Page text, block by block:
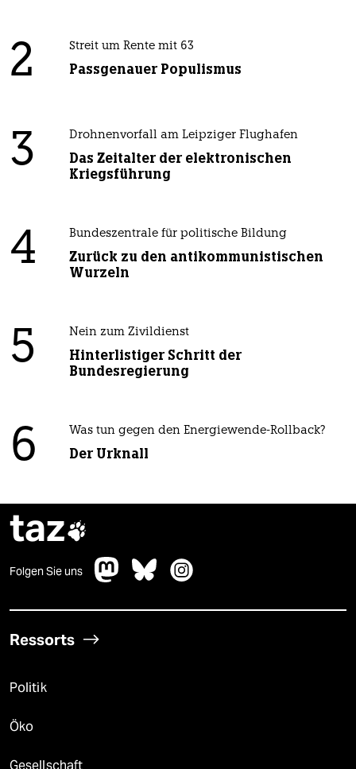
2 Streit um Rente mit 63
Passgenauer Populismus
3 Drohnenvorfall am Leipziger Flughafen
Das Zeitalter der elektronischen
Kriegsführung
4 Bundeszentrale für politische Bildung
Zurück zu den antikommunistischen
Wurzeln
5 Nein zum Zivildienst
Hinterlistiger Schritt der
Bundesregierung
6 Was tun gegen den Energiewende-Rollback?
Der Urknall
taz
Folgen Sie uns
Ressorts
Politik
Öko
Gesellschaft